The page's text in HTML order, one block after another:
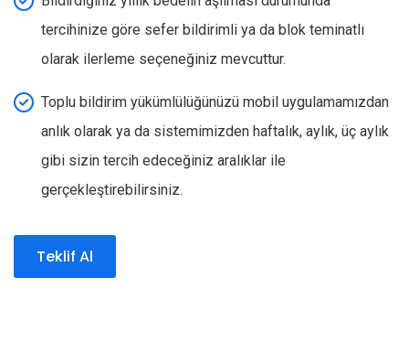
tercihinize göre sefer bildirimli ya da blok teminatlı
olarak ilerleme seçeneğiniz mevcuttur.
Toplu bildirim yükümlülüğünüzü mobil uygulamamızdan
anlık olarak ya da sistemimizden haftalık, aylık, üç aylık
gibi sizin tercih edeceğiniz aralıklar ile
gerçekleştirebilirsiniz.
Teklif Al